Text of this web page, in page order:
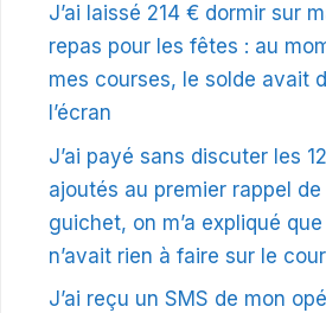
J’ai laissé 214 € dormir sur
repas pour les fêtes : au
mes courses, le solde avait
l’écran
J’ai payé sans discuter les
ajoutés au premier rappel
guichet, on m’a expliqué
n’avait rien à faire sur le
J’ai reçu un SMS de mon